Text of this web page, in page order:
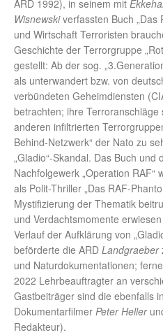
ARD 1992), in seinem mit
Wisnewskiverfassten Buch „Das
und Wirtschaft Terroristen
Geschichte der Terrorgruppe
gestellt: Ab der sog.
als unterwandert bzw. von
verbündeten Geheimdiensten
betrachten; ihre
anderen infiltrierten
Behind-Netzwerk“ der Nato zu
„Gladio“-Skandal. Das Buch
Nachfolgewerk „Operation
als Polit-Thriller „Das RAF-
Mystifizierung der Thematik
und Verdachtsmomente
Verlauf der Aufklärung von
beförderte die ARD Landgraeber
und Naturdokumentationen;
2022 Lehrbeauftragter an
Gastbeiträger sind die ebenfalls
Dokumentarfilmer Peter Heller
Redakteur).